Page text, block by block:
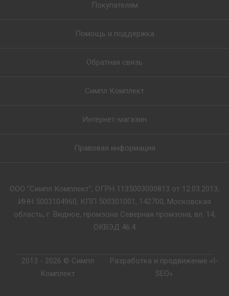
Покупателям
Помощь и поддержка
Обратная связь
Симпл Комплект
Интернет-магазин
Правовая информация
ООО "Симпл Комплект", ОГРН 1135003000813 от 12.03.2013,
ИНН 5003104960, КПП 500301001, 142700, Московская
область, г. Видное, промзона Северная промзона, вл. 14,
ОКВЭД 46.4
2013 - 2026 © Симпл
Комплект
Разработка и продвижение «I-
SEO»